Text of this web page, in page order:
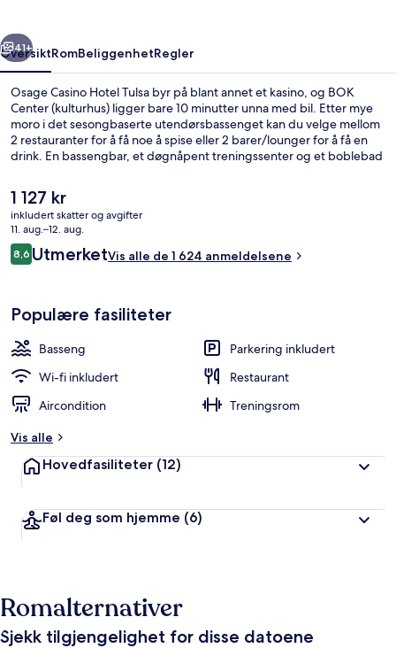
Neste
41+
OversiktRomBeliggenhetRegler
Osage Casino Hotel Tulsa byr på blant annet et kasino, og BOK
Center (kulturhus) ligger bare 10 minutter unna med bil. Etter mye
moro i det sesongbaserte utendørsbassenget kan du velge mellom
2 restauranter for å få noe å spise eller 2 barer/lounger for å få en
drink. En bassengbar, et døgnåpent treningssenter og et boblebad
komfortable sengene får mye skryt fra andre reisende.
Den
nåværende
prisen
er
1 127 kr
1 127 kr
inkludert skatter og avgifter
11. aug.–12. aug.
Anmeldelser
8,68,6 av 10 –
UtmerketVis alle de 1 624 anmeldelsene
Populære fasiliteter
Basseng
Parkering inkludert
Wi-fi inkludert
Restaurant
Aircondition
Treningsrom
Vis alle
Hovedfasiliteter (12)
Føl deg som hjemme (6)
Romalternativer
Sjekk tilgjengelighet for disse datoene